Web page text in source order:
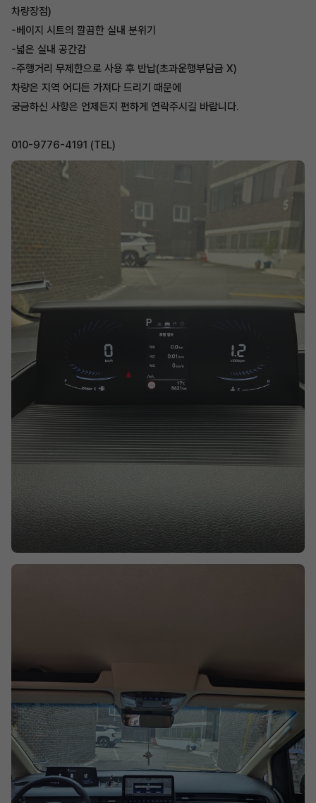
차량장점)
-베이지 시트의 깔끔한 실내 분위기
-넓은 실내 공간감
-주행거리 무제한으로 사용 후 반납(초과운행부담금 X)
차량은 지역 어디든 가져다 드리기 때문에
궁금하신 사항은 언제든지 편하게 연락주시길 바랍니다.
010-9776-4191 (TEL)